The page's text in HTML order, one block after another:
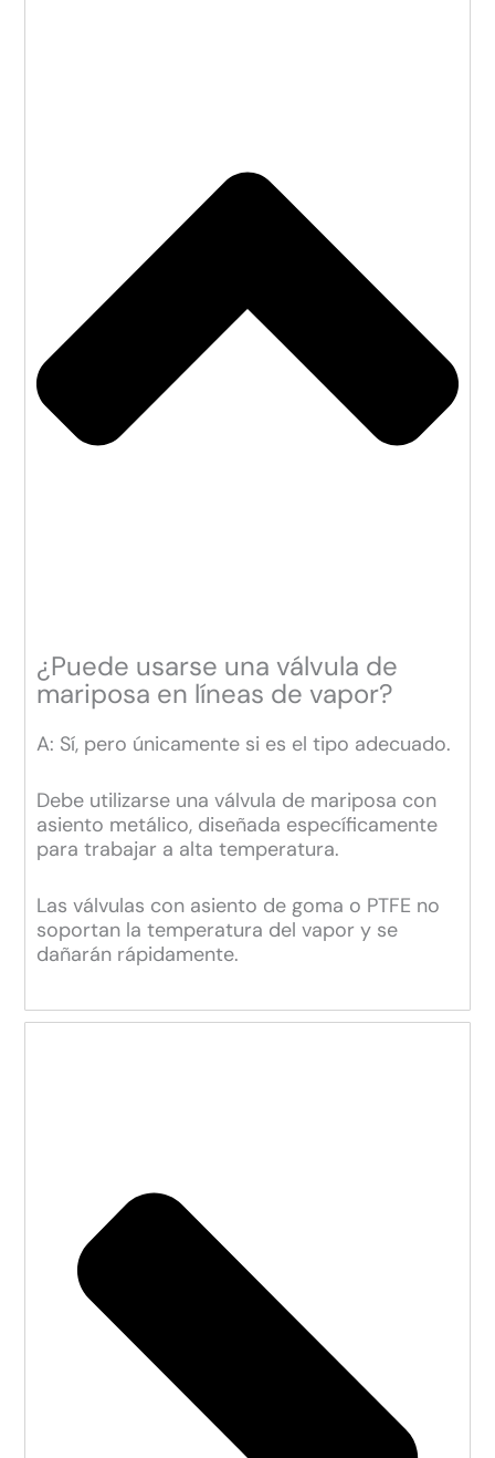
¿Puede usarse una válvula de
mariposa en líneas de vapor?
A: Sí, pero únicamente si es el tipo adecuado.
Debe utilizarse una válvula de mariposa con
asiento metálico, diseñada específicamente
para trabajar a alta temperatura.
Las válvulas con asiento de goma o PTFE no
soportan la temperatura del vapor y se
dañarán rápidamente.